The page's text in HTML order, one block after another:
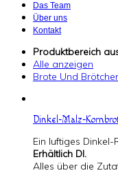
Das Team
Über uns
Kontakt
Produktbereich
Alle anzeigen
Brote Und
Dinkel-Malz-
Ein luftiges
Erhältlich DI.
Alles über die